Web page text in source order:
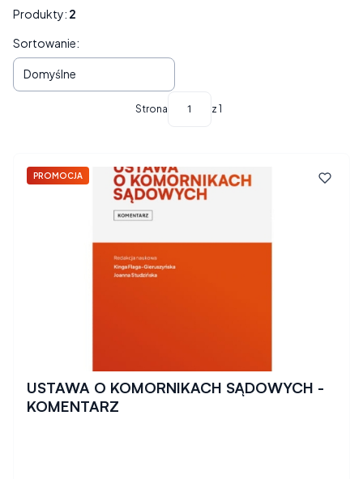
Produkty: 2
Lista produktów
Sortowanie:
Domyślne
Strona z 1
PROMOCJA
USTAWA O KOMORNIKACH SĄDOWYCH -
KOMENTARZ